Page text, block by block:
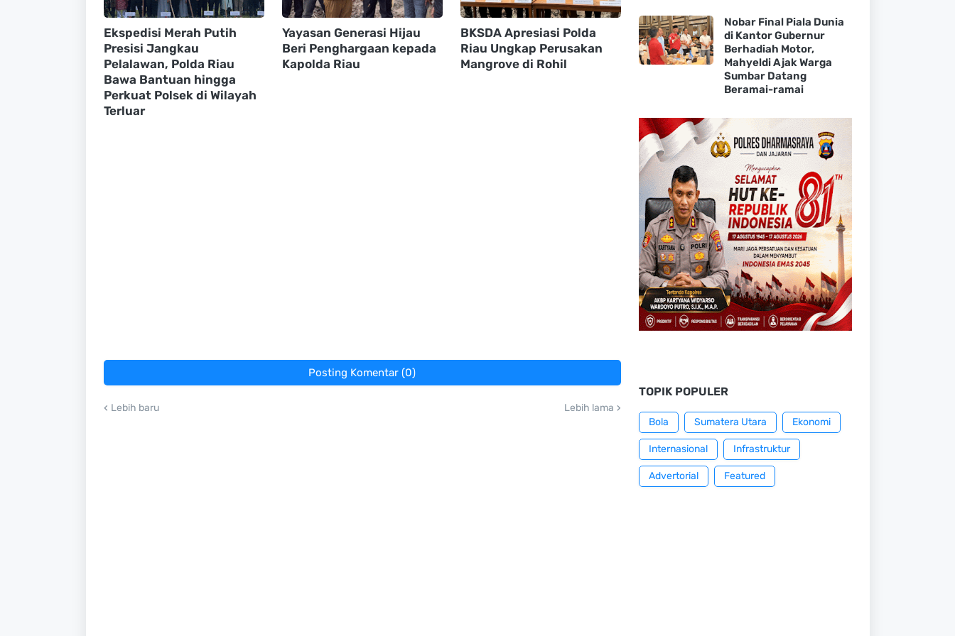
Ekspedisi Merah Putih
Presisi Jangkau
Pelalawan, Polda Riau
Bawa Bantuan hingga
Perkuat Polsek di Wilayah
Terluar
Yayasan Generasi Hijau
Beri Penghargaan kepada
Kapolda Riau
BKSDA Apresiasi Polda
Riau Ungkap Perusakan
Mangrove di Rohil
Posting Komentar (0)
Lebih baru Lebih lama
Nobar Final Piala Dunia
di Kantor Gubernur
Berhadiah Motor,
Mahyeldi Ajak Warga
Sumbar Datang
Beramai-ramai
TOPIK POPULER
Bola Sumatera Utara Ekonomi
Internasional Infrastruktur
Advertorial Featured